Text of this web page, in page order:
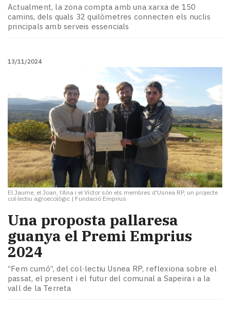
Actualment, la zona compta amb una xarxa de 150
camins, dels quals 32 quilòmetres connecten els nuclis
principals amb serveis essencials
13/11/2024
El Jaume, el Joan, l’Ana i el Víctor són els membres d'Usnea RP, un projecte
col·lectiu agroecològic | Fundació Emprius
Una proposta pallaresa
guanya el Premi Emprius
2024
“Fem cumó”, del col·lectiu Usnea RP, reflexiona sobre el
passat, el present i el futur del comunal a Sapeira i a la
vall de la Terreta